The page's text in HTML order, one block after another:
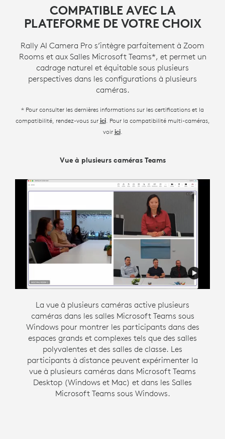
Vue à plusieurs caméras Teams
La vue à plusieurs caméras active plusieurs
caméras dans les salles Microsoft Teams sous
Windows pour montrer les participants dans des
espaces grands et complexes tels que des salles
polyvalentes et des salles de classe. Les
participants à distance peuvent expérimenter la
vue à plusieurs caméras dans Microsoft Teams
Desktop (Windows et Mac) et dans les Salles
Microsoft Teams sous Windows.
Réalisateur Intelligent de Zoom
Intelligent Director est conçu pour faciliter une
communication flexible en créant un
environnement de réunion hybride inclusif. Cette
fonctionnalité Zoom Rooms sous Windows offre
aux personnes présentes dans la salle leur propre
espace dans une vue en galerie afin qu’elles aient
la même opportunité d’être vues et entendues
que tout le monde lors de la réunion.
COMPATIBLE AVEC LA
PLATEFORME DE VOTRE CHOIX
Rally AI Camera Pro s’intègre parfaitement à Zoom
Rooms et aux Salles Microsoft Teams*, et permet un
cadrage naturel et équitable sous plusieurs
perspectives dans les configurations à plusieurs
caméras.
* Pour consulter les dernières informations sur les certifications et la
compatibilité, rendez-vous sur ici. Pour la compatibilité multi-caméras,
voir ici.